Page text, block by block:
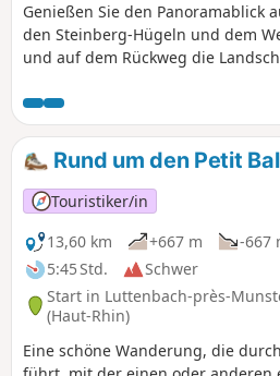
bieten.
Genießen Sie den Panoramablick
den Steinberg-Hügeln und dem
und auf dem Rückweg die
Rund um den Petit
Touristiker/in
13,60 km
+667 m
-667
5:45 Std.
Schwer
Start in Luttenbach-près-
(Haut-Rhin)
Eine schöne Wanderung, die